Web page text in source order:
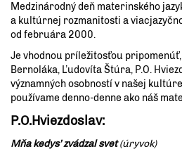
Medzinárodný deň materinského
a kultúrnej rozmanitosti a
od februára 2000.
Je vhodnou príležitosťou
Bernoláka, Ľudovíta Štúra, P.O.
významných osobností v našej
používame denno-denne ako náš
P.O.Hviezdoslav:
Mňa kedys’ zvádzal svet(úryvok)